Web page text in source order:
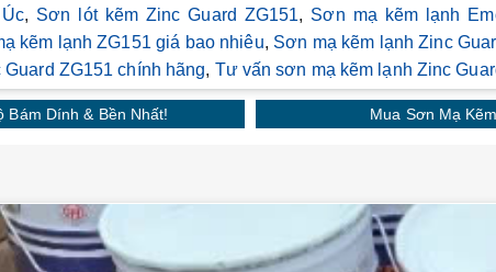
, Sơn lót kẽm Zinc Guard ZG151, Sơn mạ kẽm lạnh
kẽm lạnh ZG151 giá bao nhiêu, Sơn mạ kẽm lạnh Zinc
ZG151 chính hãng, Tư vấn sơn mạ kẽm lạnh Zinc
Dính & Bền Nhất! Mua Sơn Mạ